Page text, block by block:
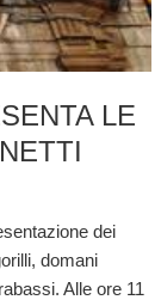
LE
dei
domani
Alle ore 11